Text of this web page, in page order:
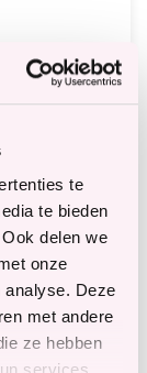
te
te bieden
delen we
onze
analyse. Deze
met andere
ze hebben